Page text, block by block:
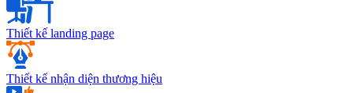
Thiết kế landing page
Thiết kế nhận diện thương hiệu